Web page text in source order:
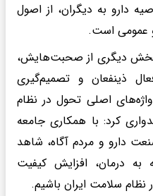
دارو به دیگران، از اصول
عمومی است.
بخش دیگری از صحبت‌هایش،
ذینفعان و تصمیم‌گیری
اصلی تحول در نظام
کرد: با همکاری جامعه
دارو و مردم آگاه، شاهد
به درمان، افزایش کیفیت
سلامت ایران باشیم.